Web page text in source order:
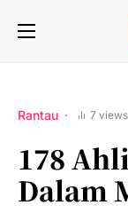
Rantau 7 views
178
Dalam